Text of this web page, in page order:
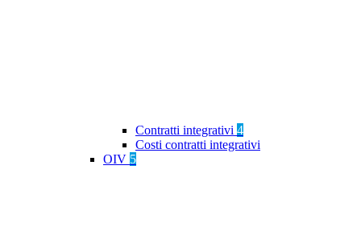
Contratti integrativi 4
Costi contratti integrativi
OIV 5